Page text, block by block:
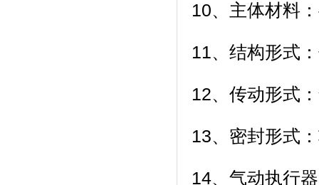
10、主体材料
11、结构形式
12、传动形式
13、密封形式
14、气动执行